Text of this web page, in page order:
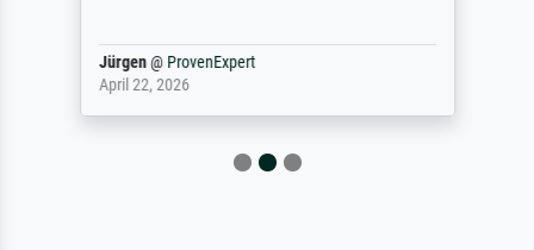
Jürgen@ ProvenExpert
April 22, 2026